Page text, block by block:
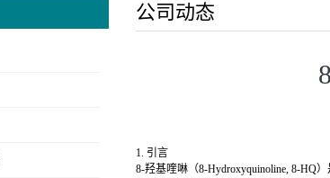
公司动态
1. 引言
8-羟基喹啉（8-Hydroxyquinoline, 8-HQ